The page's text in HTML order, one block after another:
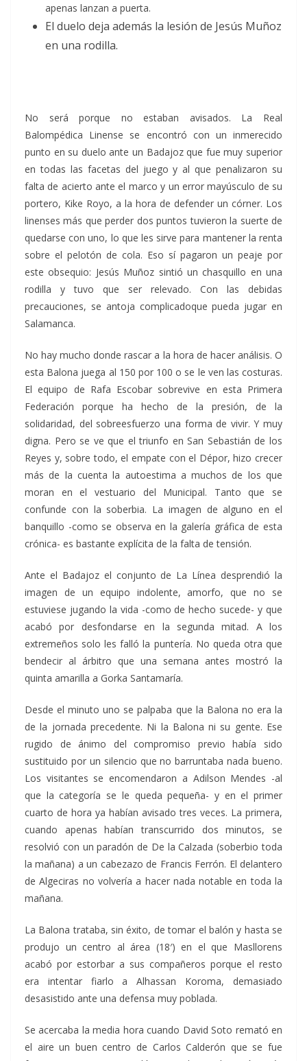
apenas lanzan a puerta.
El duelo deja además la lesión de Jesús Muñoz
en una rodilla.
No será porque no estaban avisados. La Real
Balompédica Linense se encontró con un inmerecido
punto en su duelo ante un Badajoz que fue muy superior
en todas las facetas del juego y al que penalizaron su
falta de acierto ante el marco y un error mayúsculo de su
portero, Kike Royo, a la hora de defender un córner. Los
linenses más que perder dos puntos tuvieron la suerte de
quedarse con uno, lo que les sirve para mantener la renta
sobre el pelotón de cola. Eso sí pagaron un peaje por
este obsequio: Jesús Muñoz sintió un chasquillo en una
rodilla y tuvo que ser relevado. Con las debidas
precauciones, se antoja complicadoque pueda jugar en
Salamanca.
No hay mucho donde rascar a la hora de hacer análisis. O
esta Balona juega al 150 por 100 o se le ven las costuras.
El equipo de Rafa Escobar sobrevive en esta Primera
Federación porque ha hecho de la presión, de la
solidaridad, del sobreesfuerzo una forma de vivir. Y muy
digna. Pero se ve que el triunfo en San Sebastián de los
Reyes y, sobre todo, el empate con el Dépor, hizo crecer
más de la cuenta la autoestima a muchos de los que
moran en el vestuario del Municipal. Tanto que se
confunde con la soberbia. La imagen de alguno en el
banquillo -como se observa en la galería gráfica de esta
crónica- es bastante explícita de la falta de tensión.
Ante el Badajoz el conjunto de La Línea desprendió la
imagen de un equipo indolente, amorfo, que no se
estuviese jugando la vida -como de hecho sucede- y que
acabó por desfondarse en la segunda mitad. A los
extremeños solo les falló la puntería. No queda otra que
bendecir al árbitro que una semana antes mostró la
quinta amarilla a Gorka Santamaría.
Desde el minuto uno se palpaba que la Balona no era la
de la jornada precedente. Ni la Balona ni su gente. Ese
rugido de ánimo del compromiso previo había sido
sustituido por un silencio que no barruntaba nada bueno.
Los visitantes se encomendaron a Adilson Mendes -al
que la categoría se le queda pequeña- y en el primer
cuarto de hora ya habían avisado tres veces. La primera,
cuando apenas habían transcurrido dos minutos, se
resolvió con un paradón de De la Calzada (soberbio toda
la mañana) a un cabezazo de Francis Ferrón. El delantero
de Algeciras no volvería a hacer nada notable en toda la
mañana.
La Balona trataba, sin éxito, de tomar el balón y hasta se
produjo un centro al área (18′) en el que Masllorens
acabó por estorbar a sus compañeros porque el resto
era intentar fiarlo a Alhassan Koroma, demasiado
desasistido ante una defensa muy poblada.
Se acercaba la media hora cuando David Soto remató en
el aire un buen centro de Carlos Calderón que se fue